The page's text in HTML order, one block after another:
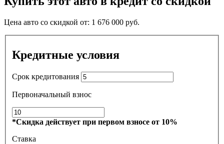
Цена авто со скидкой от: 1 676 000 руб.
Кредитные условия
Срок кредитования
Первоначальный взнос
*Скидка действует при первом взносе от 10%
Ставка